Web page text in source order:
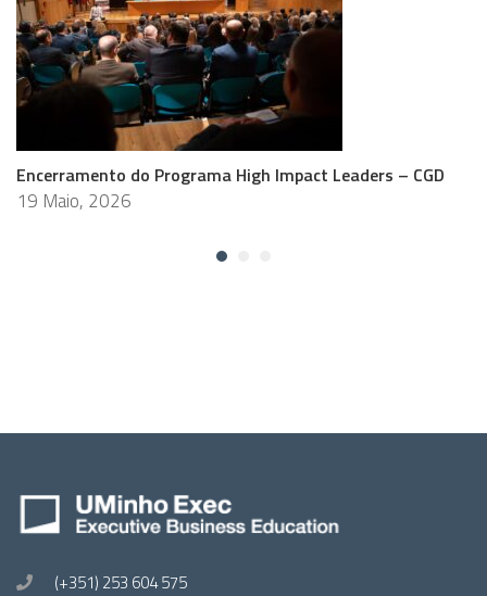
Encerramento do Programa High Impact Leaders – CGD
19 Maio, 2026
(+351) 253 604 575